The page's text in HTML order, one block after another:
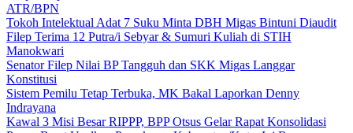
ATR/BPN
Tokoh Intelektual Adat 7 Suku Minta DBH Migas Bintuni Diaudit
Filep Terima 12 Putra/i Sebyar & Sumuri Kuliah di STIH
Manokwari
Senator Filep Nilai BP Tangguh dan SKK Migas Langgar
Konstitusi
Sistem Pemilu Tetap Terbuka, MK Bakal Laporkan Denny
Indrayana
Kawal 3 Misi Besar RIPPP, BPP Otsus Gelar Rapat Konsolidasi